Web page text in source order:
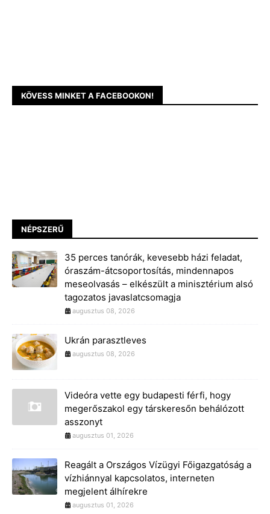
KÖVESS MINKET A FACEBOOKON!
NÉPSZERŰ
35 perces tanórák, kevesebb házi feladat,
óraszám-átcsoportosítás, mindennapos
meseolvasás – elkészült a minisztérium alsó
tagozatos javaslatcsomagja
augusztus 08, 2026
Ukrán parasztleves
augusztus 08, 2026
Videóra vette egy budapesti férfi, hogy
megerőszakol egy társkeresőn behálózott
asszonyt
augusztus 01, 2026
Reagált a Országos Vízügyi Főigazgatóság a
vízhiánnyal kapcsolatos, interneten
megjelent álhírekre
augusztus 01, 2026